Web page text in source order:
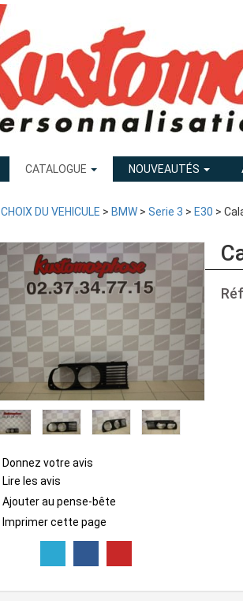
CATALOGUE NOUVEAUTÉS
CHOIX DU VEHICULE > BMW > Serie 3 > E30 >
Donnez votre avis
Lire les avis
Ajouter au pense-bête
Imprimer cette page